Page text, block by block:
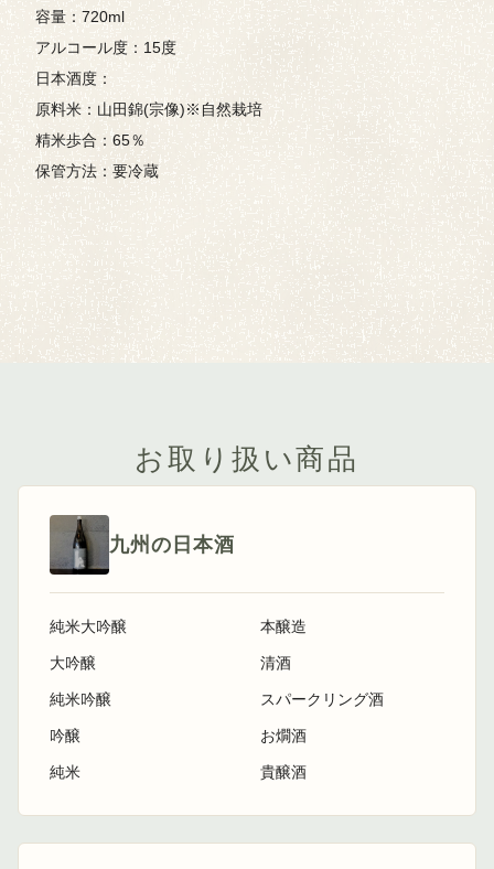
容量：720ml
アルコール度：15度
日本酒度：
原料米：山田錦(宗像)※自然栽培
精米歩合：65％
保管方法：要冷蔵
お取り扱い商品
九州の日本酒
純米大吟醸
大吟醸
純米吟醸
吟醸
純米
本醸造
清酒
スパークリング酒
お燗酒
貴醸酒